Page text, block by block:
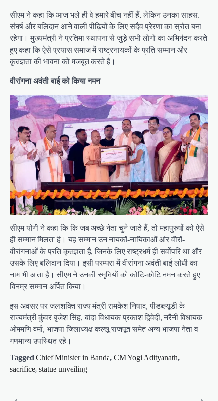
सीएम ने कहा कि आज भले ही वे हमारे बीच नहीं हैं, लेकिन उनका साहस,
संघर्ष और बलिदान आने वाली पीढ़ियों के लिए सदैव प्रेरणा का स्रोत बना
रहेगा। मुख्यमंत्री ने प्रतिमा स्थापना से जुड़े सभी लोगों का अभिनंदन करते
हुए कहा कि ऐसे प्रयास समाज में राष्ट्रनायकों के प्रति सम्मान और
कृतज्ञता की भावना को मजबूत करते हैं।
वीरांगना अवंती बाई को किया नमन
सीएम योगी ने कहा कि कि जब अच्छे नेता चुने जाते हैं, तो महापुरुषों को ऐसे
ही सम्मान मिलता है। यह सम्मान उन नायकों-नायिकाओं और वीरों-
वीरांगनाओं के प्रति कृतज्ञता है, जिनके लिए राष्ट्रधर्म ही सर्वोपरि था और
उसके लिए बलिदान दिया। इसी परम्परा में वीरांगना अवंती बाई लोधी का
नाम भी आता है। सीएम ने उनकी स्मृतियों को कोटि-कोटि नमन करते हुए
विनम्र सम्मान अर्पित किया।
इस अवसर पर जलशक्ति राज्य मंत्री रामकेश निषाद, पीडब्ल्यूडी के
राज्यमंत्री कुंवर बृजेश सिंह, बांदा विधायक प्रकाश द्विवेदी, नरैनी विधायक
ओममणि वर्मा, भाजपा जिलाध्यक्ष कल्लू राजपूत समेत अन्य भाजपा नेता व
गणमान्य उपस्थित रहे।
Tagged Chief Minister in Banda, CM Yogi Adityanath,
sacrifice, statue unveiling